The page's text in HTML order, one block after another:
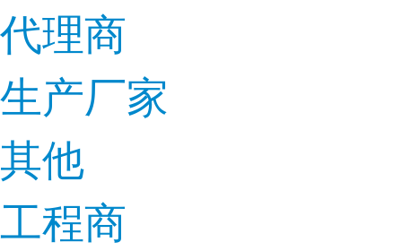
代理商
生产厂家
其他
工程商